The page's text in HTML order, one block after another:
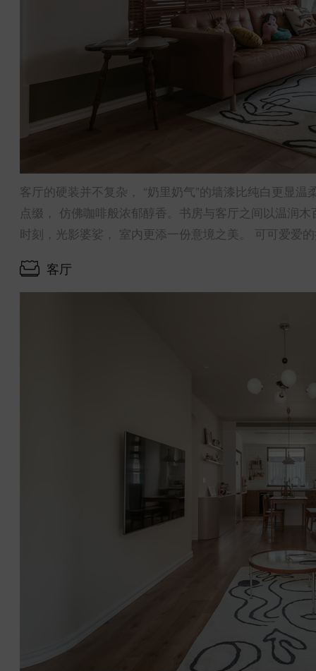
客厅的硬装并不复杂， “奶里奶气”的墙漆比纯白更显
点缀， 仿佛咖啡般浓郁醇香。书房与客厅之间以温润
时刻，光影婆娑， 室内更添一份意境之美。 可可爱爱
客厅